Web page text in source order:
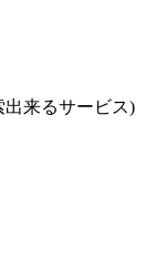
来るサービス)